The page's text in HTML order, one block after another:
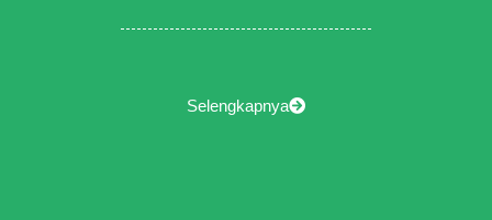
Selengkapnya